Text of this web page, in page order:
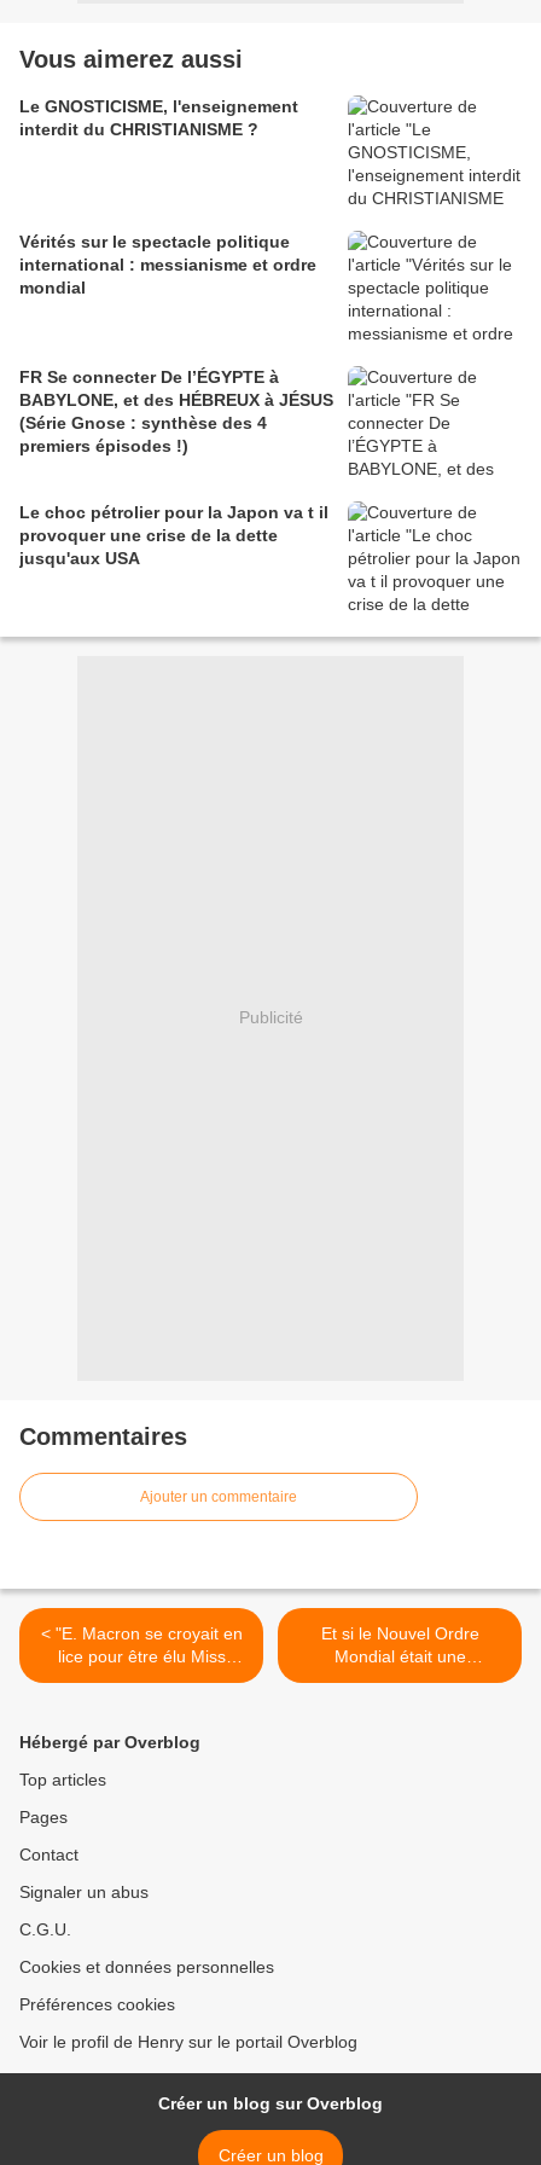
Vous aimerez aussi
Le GNOSTICISME, l'enseignement
interdit du CHRISTIANISME ?
Vérités sur le spectacle politique
international : messianisme et ordre
mondial
FR Se connecter De l’ÉGYPTE à
BABYLONE, et des HÉBREUX à JÉSUS
(Série Gnose : synthèse des 4
premiers épisodes !)
Le choc pétrolier pour la Japon va t il
provoquer une crise de la dette
jusqu'aux USA
Publicité
Commentaires
Ajouter un commentaire
< "E. Macron se croyait en
lice pour être élu Miss
Univers" TRUST
Et si le Nouvel Ordre
Mondial était une
destruction de l'humanité
Hébergé par Overblog
Top articles
Pages
Contact
Signaler un abus
C.G.U.
Cookies et données personnelles
Préférences cookies
Voir le profil de Henry sur le portail Overblog
Créer un blog sur Overblog
Créer un blog